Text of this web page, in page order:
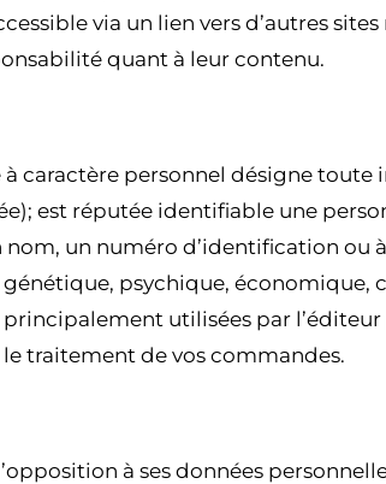
via un lien vers d’autres sites
quant à leur contenu.
à caractère personnel désigne
est réputée identifiable une
un numéro d’identification ou
psychique, économique,
utilisées par
traitement de vos commandes.
à ses données